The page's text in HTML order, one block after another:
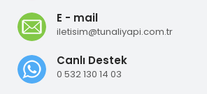
E - mail
iletisim@tunaliyapi.com.tr
Canlı Destek
0 532 130 14 03